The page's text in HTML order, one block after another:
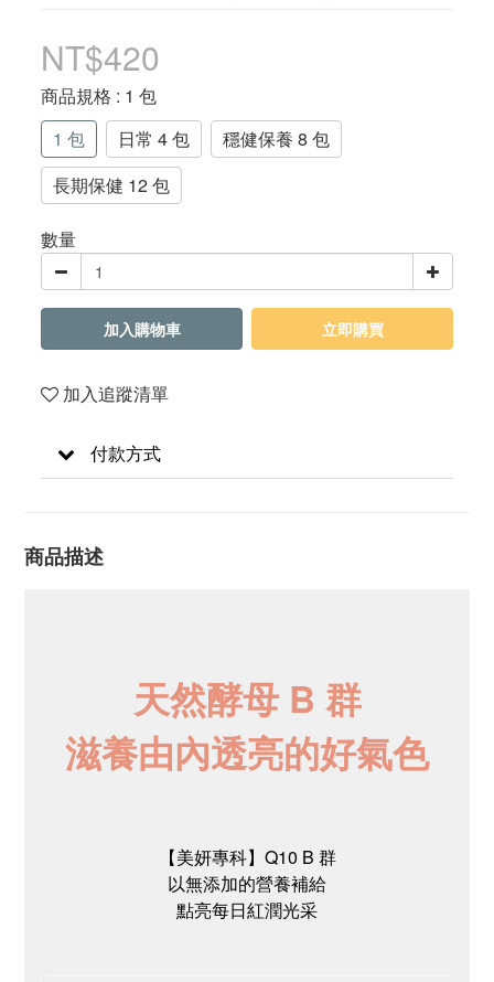
NT$420
商品規格 : 1 包
1 包
日常 4 包
穩健保養 8 包
長期保健 12 包
數量
加入購物車 立即購買
加入追蹤清單
付款方式
商品描述
天然酵母 B 群
滋養由內透亮的好氣色
【美妍專科】Q10 B 群
以無添加的營養補給
點亮每日紅潤光采